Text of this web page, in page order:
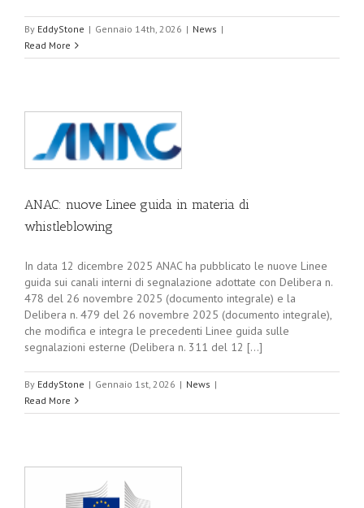
By EddyStone | Gennaio 14th, 2026 | News |
Read More
ANAC: nuove Linee guida in materia di
whistleblowing
In data 12 dicembre 2025 ANAC ha pubblicato le nuove Linee
guida sui canali interni di segnalazione adottate con Delibera n.
478 del 26 novembre 2025 (documento integrale) e la
Delibera n. 479 del 26 novembre 2025 (documento integrale),
che modifica e integra le precedenti Linee guida sulle
segnalazioni esterne (Delibera n. 311 del 12 [...]
By EddyStone | Gennaio 1st, 2026 | News |
Read More